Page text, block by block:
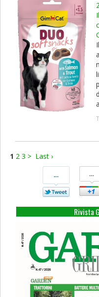
1 2 3 > Last ›
Twitter
Su
Rivista